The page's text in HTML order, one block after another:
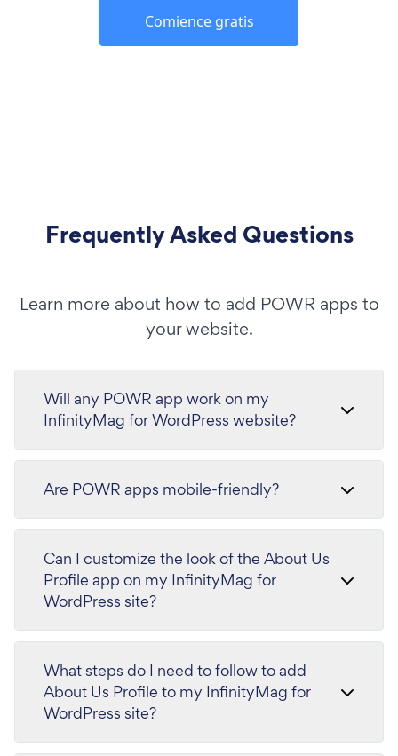
Comience gratis
Frequently Asked Questions
Learn more about how to add POWR apps to
your website.
Will any POWR app work on my
InfinityMag for WordPress website?
Are POWR apps mobile-friendly?
Can I customize the look of the About Us
Profile app on my InfinityMag for
WordPress site?
What steps do I need to follow to add
About Us Profile to my InfinityMag for
WordPress site?